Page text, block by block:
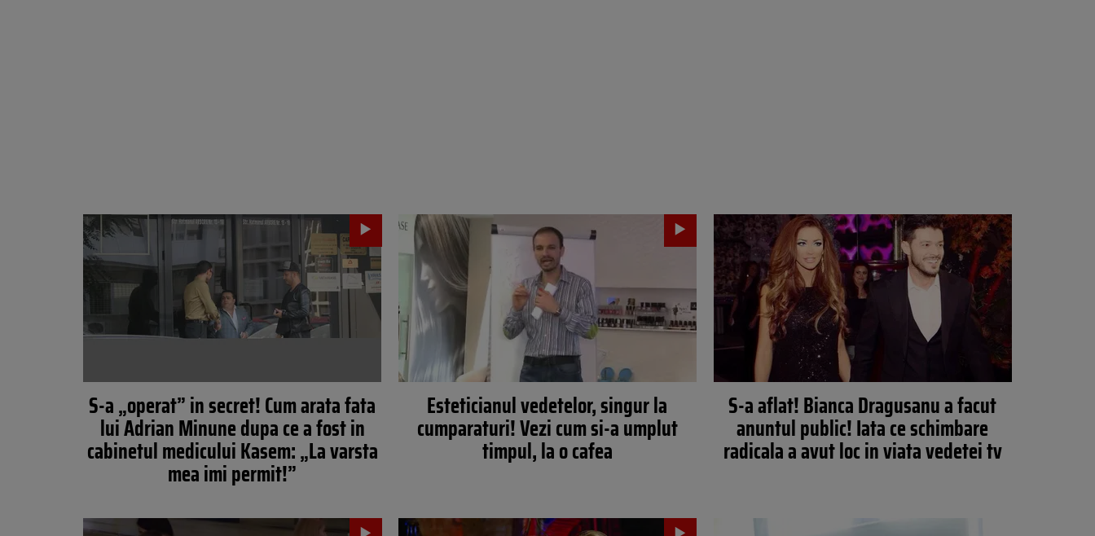
S-a „operat” in secret! Cum arata fata
lui Adrian Minune dupa ce a fost in
cabinetul medicului Kasem: „La varsta
mea imi permit!”
Esteticianul vedetelor, singur la
cumparaturi! Vezi cum si-a umplut
timpul, la o cafea
S-a aflat! Bianca Dragusanu a facut
anuntul public! Iata ce schimbare
radicala a avut loc in viata vedetei tv